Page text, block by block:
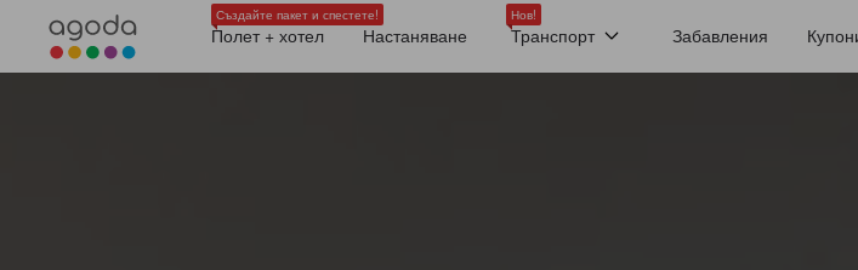
Създайте пакет и спестете!
Полет + хотел Настаняване
Нов!
Транспорт Забавления